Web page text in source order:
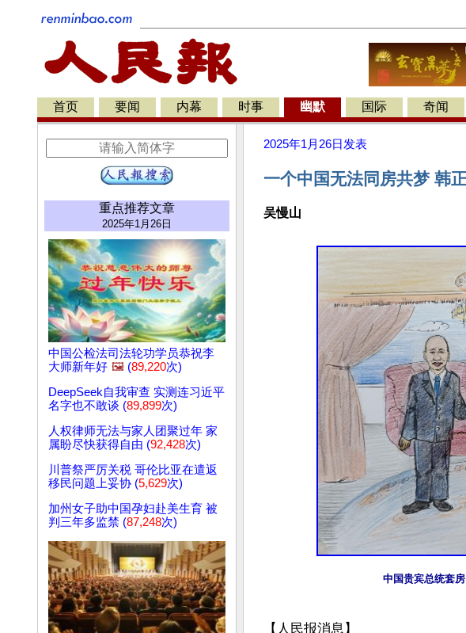
首页 要闻 内幕 时事 幽默 国际 奇闻
重点推荐文章
2025年1月26日
中国公检法司法轮功学员恭祝李
大师新年好 🖼️ (89,220次)
DeepSeek自我审查 实测连习近平
名字也不敢谈 (89,899次)
人权律师无法与家人团聚过年 家
属盼尽快获得自由 (92,428次)
川普祭严厉关税 哥伦比亚在遣返
移民问题上妥协 (5,629次)
加州女子助中国孕妇赴美生育 被
判三年多监禁 (87,248次)
2025年1月26日 发表
一个中国无法同房共梦 韩
吴慢山
中国贵宾总统套